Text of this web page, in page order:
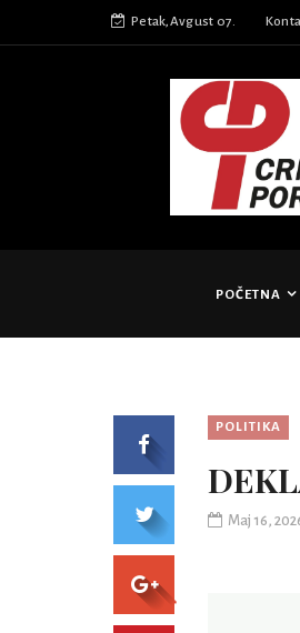
Petak,Avgust 07.
POČETNA
POLITIKA
Maj 16,